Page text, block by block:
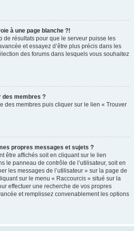
à une page blanche ?!
de résultats pour que le serveur puisse les
et essayez d’être plus précis dans les
des forums dans lesquels vous souhaitez
des membres ?
des membres puis cliquer sur le lien « Trouver
propres messages et sujets ?
être affichés soit en cliquant sur le lien
le panneau de contrôle de l’utilisateur, soit en
les messages de l’utilisateur » sur la page de
sur le menu « Raccourcis » situé sur la
effectuer une recherche de vos propres
et remplissez convenablement les options